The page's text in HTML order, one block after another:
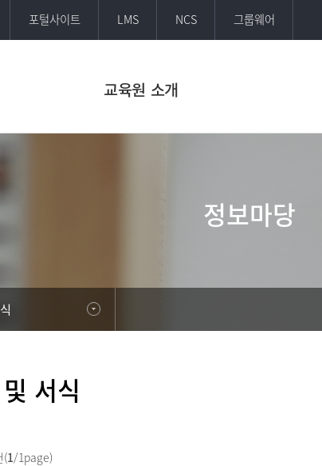
포털사이트 LMS NCS 그룹웨어
교육원 소개
정보마당
서식
(1/1page)